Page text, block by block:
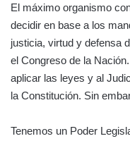
El máximo organismo
decidir en base a los
justicia, virtud y defensa
el Congreso de la
aplicar las leyes y al
la Constitución. Sin
Tenemos un Poder